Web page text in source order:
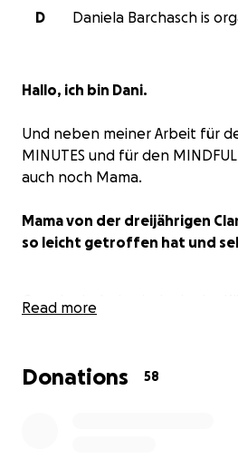
D
Daniela Barchasch is
Hallo, ich bin Dani.
Und neben meiner Arbeit für
MINUTES und für den
auch noch Mama.
Mama von der dreijährigen
so leicht getroffen hat und
Gerade sind wir wieder in der
Read more
Donations 58